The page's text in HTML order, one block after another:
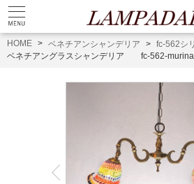
HOME ベネチアンシャンデリア
fc-562シ
ベネチアングラスシャンデリア fc-562-